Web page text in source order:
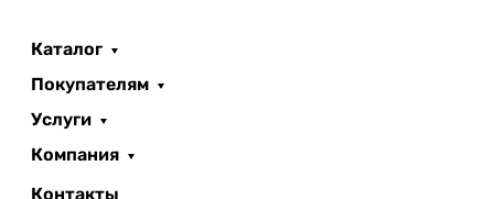
Каталог
Покупателям
Услуги
Компания
Контакты